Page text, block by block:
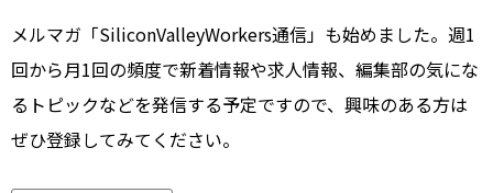
メルマガ「SiliconValleyWorkers通信」も始めました。週1
回から月1回の頻度で新着情報や求人情報、編集部の気にな
るトピックなどを発信する予定ですので、興味のある方は
ぜひ登録してみてください。